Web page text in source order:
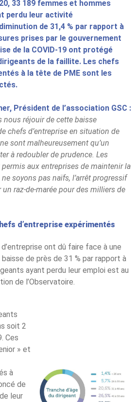
33 189 femmes et hommes
perdu leur activité
de 31,4 % par rapport à
prises par le gouvernement
de la COVID-19 ont protégé
de la faillite. Les chefs
à la tête de PME sont les
Président de l’association GSC :
nous réjouir de cette baisse
chefs d’entreprise en situation de
sont malheureusement qu’un
à redoubler de prudence. Les
aux entreprises de maintenir la
soyons pas naïfs, l’arrêt progressif
raz-de-marée pour des milliers de
d’entreprise expérimentés
ont dû faire face à une
baisse de près de 31 % par rapport à
ayant perdu leur emploi est au
de l’Observatoire.
soit 2
Ces
» et
à
de
leur